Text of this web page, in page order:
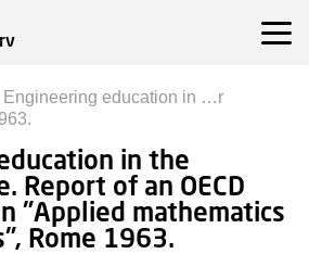
Engineering education in …r
in the
Report of an OECD
"Applied mathematics
Rome 1963.